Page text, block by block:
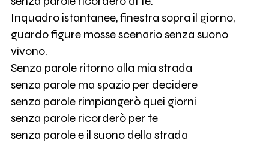
Inquadro istantanee, finestra sopra il giorno,
guardo figure mosse scenario senza suono
vivono.
Senza parole ritorno alla mia strada
senza parole ma spazio per decidere
senza parole rimpiangerò quei giorni
senza parole ricorderò per te
senza parole e il suono della strada